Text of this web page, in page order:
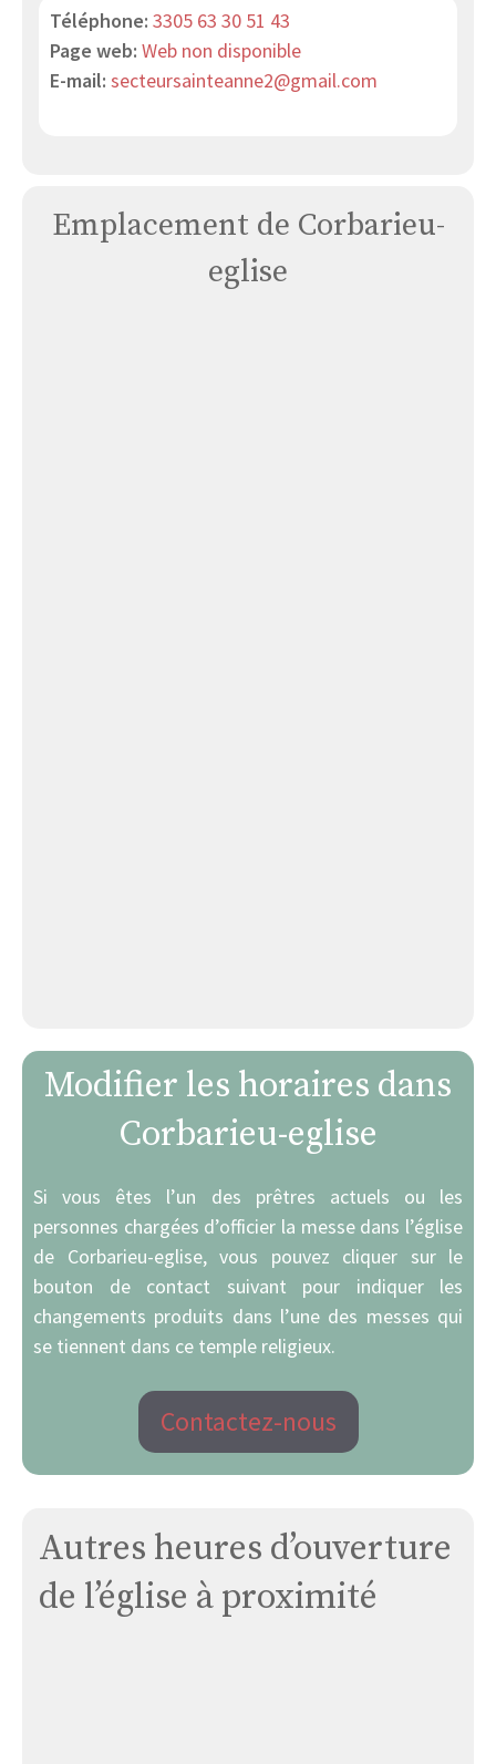
Téléphone: 3305 63 30 51 43
Page web: Web non disponible
E-mail: secteursainteanne2@gmail.com
Emplacement de Corbarieu-
eglise
Modifier les horaires dans
Corbarieu-eglise
Si vous êtes l’un des prêtres actuels ou les
personnes chargées d’officier la messe dans l’église
de Corbarieu-eglise, vous pouvez cliquer sur le
bouton de contact suivant pour indiquer les
changements produits dans l’une des messes qui
se tiennent dans ce temple religieux.
Contactez-nous
Autres heures d’ouverture
de l’église à proximité